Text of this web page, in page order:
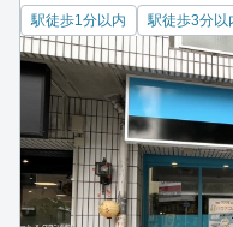
駅徒歩1分以内 駅徒歩3分以